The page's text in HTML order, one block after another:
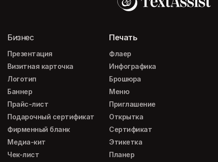
Бизнес
Презентация
Визитная карточка
Логотип
Баннер
Прайс-лист
Подарочный сертификат
Фирменный бланк
Медиа-кит
Чек-лист
Печать
Флаер
Инфографика
Брошюра
Меню
Приглашение
Открытка
Сертификат
Этикетка
Планер